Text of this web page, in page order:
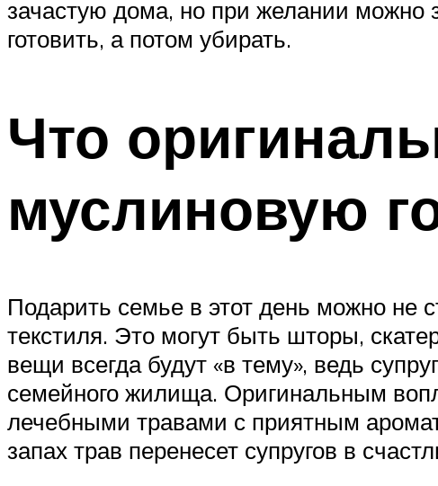
зачастую дома, но при желании можно
готовить, а потом убирать.
Что
муслиновую
Подарить семье в этот день можно не
текстиля. Это могут быть шторы,
вещи всегда будут «в тему», ведь
семейного жилища. Оригинальным
лечебными травами с приятным
запах трав перенесет супругов в